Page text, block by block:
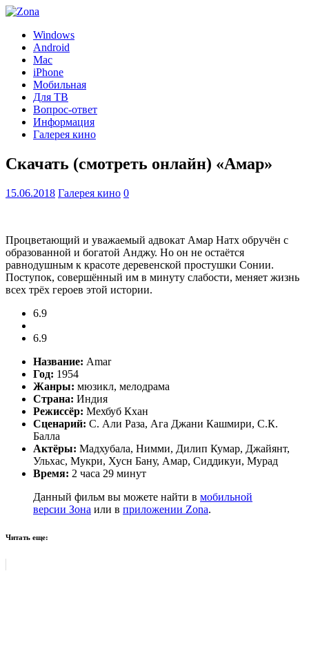
Windows
Android
Mac
iPhone
Мобильная
Для ТВ
Вопрос-ответ
Информация
Галерея кино
Скачать (смотреть онлайн) «Амар»
15.06.2018 Галерея кино 0
Процветающий и уважаемый адвокат Амар Натх обручён с
образованной и богатой Анджу. Но он не остаётся
равнодушным к красоте деревенской простушки Сонии.
Поступок, совершённый им в минуту слабости, меняет жизнь
всех трёх героев этой истории.
6.9
6.9
Название: Amar
Год: 1954
Жанры: мюзикл, мелодрама
Страна: Индия
Режиссёр: Мехбуб Кхан
Сценарий: С. Али Раза, Ага Джани Кашмири, С.К.
Балла
Актёры: Мадхубала, Нимми, Дилип Кумар, Джайянт,
Ульхас, Мукри, Хусн Бану, Амар, Сиддикуи, Мурад
Время: 2 часа 29 минут
Данный фильм вы можете найти в мобильной
версии Зона или в приложении Zona.
Читать еще: